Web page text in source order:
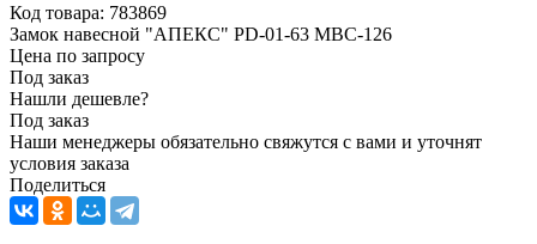
Код товара: 783869
Замок навесной "АПЕКС" PD-01-63 МВС-126
Цена по запросу
Под заказ
Нашли дешевле?
Под заказ
Наши менеджеры обязательно свяжутся с вами и уточнят
условия заказа
Поделиться